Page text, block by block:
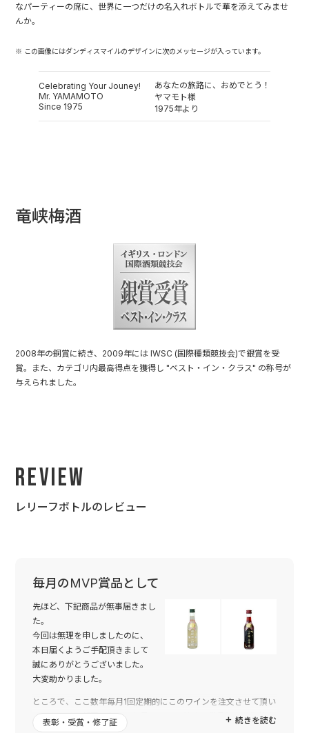
なパーティーの席に、世界に一つだけの名入れボトルで華を添えてみませ
んか。
※ この画像にはダンディスマイルのデザインに次のメッセージが入っています。
Celebrating Your Jouney!
Mr. YAMAMOTO
Since 1975
あなたの旅路に、おめでとう！
ヤマモト様
1975年より
竜峡梅酒
2008年の銅賞に続き、2009年には IWSC (国際種類競技会)で銀賞を受
賞。また、カテゴリ内最高得点を獲得し "ベスト・イン・クラス" の称号が
与えられました。
Review
レリーフボトルのレビュー
毎月のMVP賞品として
先ほど、下記商品が無事届きまし
た。
今回は無理を申しましたのに、
本日届くようご手配頂きまして
誠にありがとうございました。
大変助かりました。
ところで、ここ数年毎月1回定期的にこのワインを注文させて頂い
ていたのは、部署において毎月のMVPを決め、賞品として御社よ
り納品頂きましたワインを受賞者に渡していたのですが、この賞
続きを読む
表彰・受賞・修了証